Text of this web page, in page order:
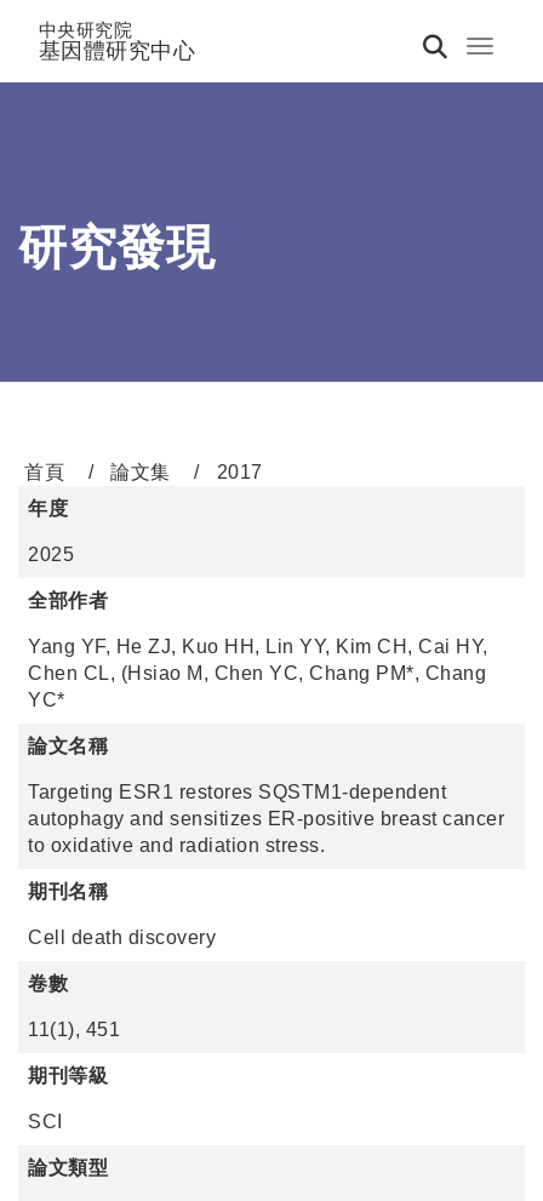
Toggle
中央研究院
基因體研究中心
研究發現
首頁 論文集
2017
年度
2025
全部作者
Yang YF, He ZJ, Kuo HH, Lin YY, Kim CH, Cai HY,
Chen CL, (Hsiao M, Chen YC, Chang PM*, Chang
YC*
論文名稱
Targeting ESR1 restores SQSTM1-dependent
autophagy and sensitizes ER-positive breast cancer
to oxidative and radiation stress.
期刊名稱
Cell death discovery
卷數
11(1), 451
期刊等級
SCI
論文類型